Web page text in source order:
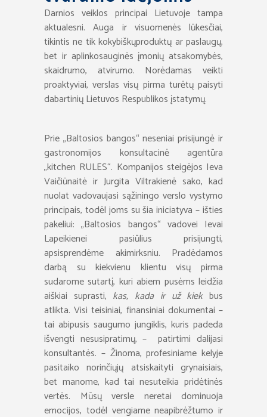
Darnios veiklos principai Lietuvoje tampa
aktualesni. Auga ir visuomenės lūkesčiai,
tikintis ne tik kokybiškųproduktų ar paslaugų,
bet ir aplinkosauginės įmonių atsakomybės,
skaidrumo, atvirumo. Norėdamas veikti
proaktyviai, verslas visų pirma turėtų paisyti
dabartinių Lietuvos Respublikos įstatymų.
Prie „Baltosios bangos“ neseniai prisijungė ir
gastronomijos konsultacinė agentūra
„kitchen RULES“. Kompanijos steigėjos Ieva
Vaičiūnaitė ir Jurgita Viltrakienė sako, kad
nuolat vadovaujasi sąžiningo verslo vystymo
principais, todėl joms su šia iniciatyva – išties
pakeliui: „Baltosios bangos“ vadovei Ievai
Lapeikienei pasiūlius prisijungti,
apsisprendėme akimirksniu. Pradėdamos
darbą su kiekvienu klientu visų pirma
sudarome sutartį, kuri abiem pusėms leidžia
aiškiai suprasti, kas, kada ir už kiekbus
atlikta. Visi teisiniai, finansiniai dokumentai –
tai abipusis saugumo jungiklis, kuris padeda
išvengti nesusipratimų, – patirtimi dalijasi
konsultantės. – Žinoma, profesiniame kelyje
pasitaiko norinčiųjų atsiskaityti grynaisiais,
bet manome, kad tai nesuteikia pridėtinės
vertės. Mūsų versle neretai dominuoja
emocijos, todėl vengiame neapibrėžtumo ir